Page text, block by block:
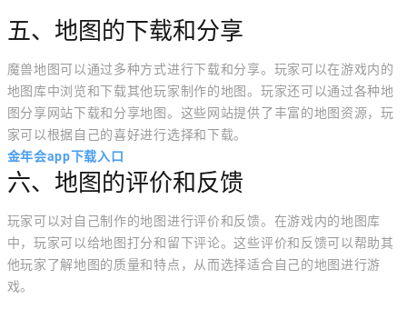
五、地图的下载和分享
魔兽地图可以通过多种方式进行下载和分享。玩家可以在游戏内的
地图库中浏览和下载其他玩家制作的地图。玩家还可以通过各种地
图分享网站下载和分享地图。这些网站提供了丰富的地图资源，玩
家可以根据自己的喜好进行选择和下载。
金年会app下载入口
六、地图的评价和反馈
玩家可以对自己制作的地图进行评价和反馈。在游戏内的地图库
中，玩家可以给地图打分和留下评论。这些评价和反馈可以帮助其
他玩家了解地图的质量和特点，从而选择适合自己的地图进行游
戏。